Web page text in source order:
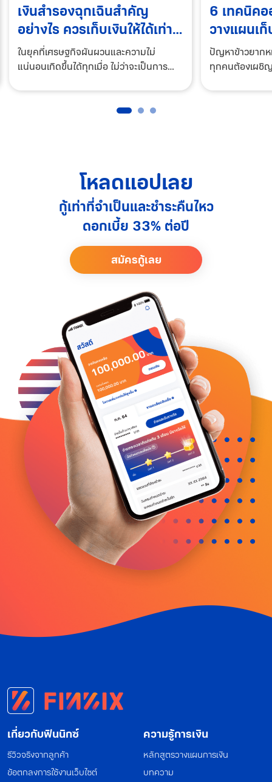
เงินสำรองฉุกเฉินสำคัญ
อย่างไร ควรเก็บเงินให้ได้เท่า
ไหร่ถึงพอ?
ในยุคที่เศรษฐกิจผันผวนและความไม่
แน่นอนเกิดขึ้นได้ทุกเมื่อ ไม่ว่าจะเป็นการ
หรือค่าใช้จ่ายฉุกเฉินที่ไม่มีใครคาดคิด การ
บริหารเงินส่วนบุคคลให้รัดกุมจึงเป็นเรื่องที
6 เทคนิคอ
วางแผนเ
2569
ปัญหาข้าวยาก
ทุกคนต้องเผชิ
ต่อไป การออม
โหลดแอปเลย
กู้เท่าที่จำเป็นและชำระคืนไหว
ดอกเบี้ย 33% ต่อปี
สมัครกู้เลย
เกี่ยวกับฟินนิกซ์
รีวิวจริงจากลูกค้า
ข้อตกลงการใช้งานเว็บไซต์
ความรู้การเงิน
หลักสูตรวางแผนการเงิน
บทความ